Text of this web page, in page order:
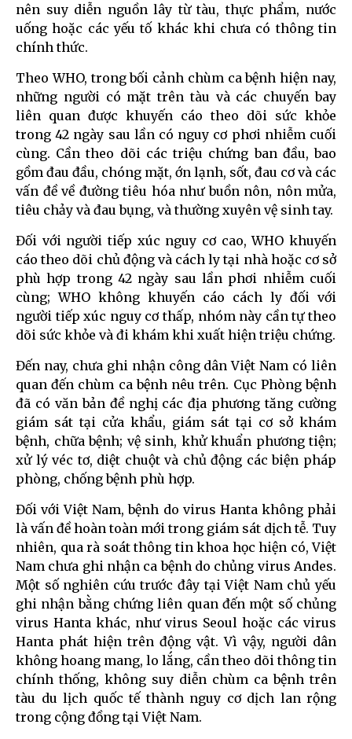
nên suy diễn nguồn lây từ tàu, thực phẩm, nước
uống hoặc các yếu tố khác khi chưa có thông tin
chính thức.
Theo WHO, trong bối cảnh chùm ca bệnh hiện nay,
những người có mặt trên tàu và các chuyến bay
liên quan được khuyến cáo theo dõi sức khỏe
trong 42 ngày sau lần có nguy cơ phơi nhiễm cuối
cùng. Cần theo dõi các triệu chứng ban đầu, bao
gồm đau đầu, chóng mặt, ớn lạnh, sốt, đau cơ và các
vấn đề về đường tiêu hóa như buồn nôn, nôn mửa,
tiêu chảy và đau bụng, và thường xuyên vệ sinh tay.
Đối với người tiếp xúc nguy cơ cao, WHO khuyến
cáo theo dõi chủ động và cách ly tại nhà hoặc cơ sở
phù hợp trong 42 ngày sau lần phơi nhiễm cuối
cùng; WHO không khuyến cáo cách ly đối với
người tiếp xúc nguy cơ thấp, nhóm này cần tự theo
dõi sức khỏe và đi khám khi xuất hiện triệu chứng.
Đến nay, chưa ghi nhận công dân Việt Nam có liên
quan đến chùm ca bệnh nêu trên. Cục Phòng bệnh
đã có văn bản đề nghị các địa phương tăng cường
giám sát tại cửa khẩu, giám sát tại cơ sở khám
bệnh, chữa bệnh; vệ sinh, khử khuẩn phương tiện;
xử lý véc tơ, diệt chuột và chủ động các biện pháp
phòng, chống bệnh phù hợp.
Đối với Việt Nam, bệnh do virus Hanta không phải
là vấn đề hoàn toàn mới trong giám sát dịch tễ. Tuy
nhiên, qua rà soát thông tin khoa học hiện có, Việt
Nam chưa ghi nhận ca bệnh do chủng virus Andes.
Một số nghiên cứu trước đây tại Việt Nam chủ yếu
ghi nhận bằng chứng liên quan đến một số chủng
virus Hanta khác, như virus Seoul hoặc các virus
Hanta phát hiện trên động vật. Vì vậy, người dân
không hoang mang, lo lắng, cần theo dõi thông tin
chính thống, không suy diễn chùm ca bệnh trên
tàu du lịch quốc tế thành nguy cơ dịch lan rộng
trong cộng đồng tại Việt Nam.